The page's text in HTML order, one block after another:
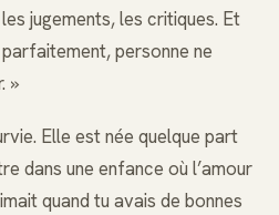
jugements, les critiques. Et
personne ne
»
Elle est née quelque part
dans une enfance où l’amour
quand tu avais de bonnes